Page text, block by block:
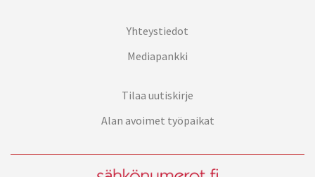
Yhteystiedot
Mediapankki
Tilaa uutiskirje
Alan avoimet työpaikat